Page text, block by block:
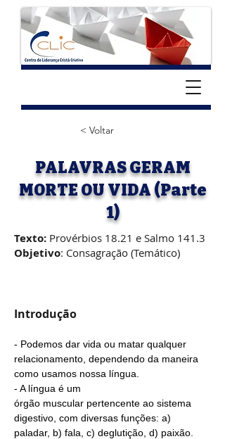
< Voltar
PALAVRAS GERAM
MORTE OU VIDA (Parte
1)
Texto: Provérbios 18.21 e Salmo 141.3
Objetivo: Consagração (Temático)
Introdução
- Podemos dar vida ou matar qualquer
relacionamento, dependendo da maneira
como usamos nossa língua.
- A língua é um
órgão muscular pertencente ao sistema
digestivo, com diversas funções: a)
paladar, b) fala, c) deglutição, d) paixão.